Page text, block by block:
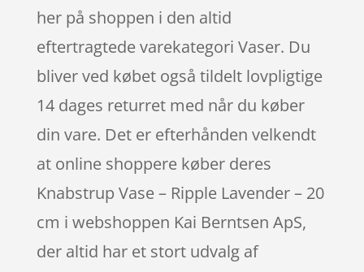
her på shoppen i den altid
eftertragtede varekategori Vaser. Du
bliver ved købet også tildelt lovpligtige
14 dages returret med når du køber
din vare. Det er efterhånden velkendt
at online shoppere køber deres
Knabstrup Vase – Ripple Lavender – 20
cm i webshoppen Kai Berntsen ApS,
der altid har et stort udvalg af